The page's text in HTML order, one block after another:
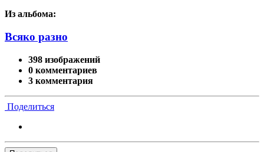
Из альбома:
Всяко разно
398 изображений
0 комментариев
3 комментария
Поделиться